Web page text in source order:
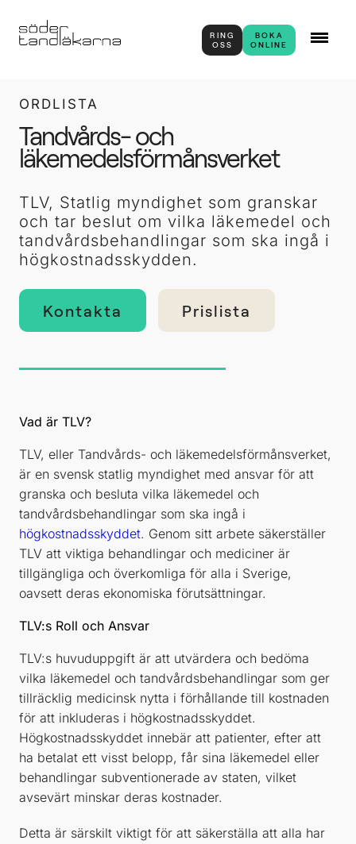
RING
OSS
BOKA
ONLINE
ORDLISTA
Tandvårds- och
läkemedelsförmånsverket
TLV, Statlig myndighet som granskar
och tar beslut om vilka läkemedel och
tandvårdsbehandlingar som ska ingå i
högkostnadsskydden.
Kontakta Prislista
Vad är TLV?
TLV, eller Tandvårds- och läkemedelsförmånsverket,
är en svensk statlig myndighet med ansvar för att
granska och besluta vilka läkemedel och
tandvårdsbehandlingar som ska ingå i
högkostnadsskyddet. Genom sitt arbete säkerställer
TLV att viktiga behandlingar och mediciner är
tillgängliga och överkomliga för alla i Sverige,
oavsett deras ekonomiska förutsättningar.
TLV:s Roll och Ansvar
TLV:s huvuduppgift är att utvärdera och bedöma
vilka läkemedel och tandvårdsbehandlingar som ger
tillräcklig medicinsk nytta i förhållande till kostnaden
för att inkluderas i högkostnadsskyddet.
Högkostnadsskyddet innebär att patienter, efter att
ha betalat ett visst belopp, får sina läkemedel eller
behandlingar subventionerade av staten, vilket
avsevärt minskar deras kostnader.
Detta är särskilt viktigt för att säkerställa att alla har